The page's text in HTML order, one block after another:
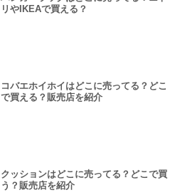
リやIKEAで買える？
コバエホイホイはどこに売ってる？どこ
で買える？販売店を紹介
クッションはどこに売ってる？どこで買
う？販売店を紹介